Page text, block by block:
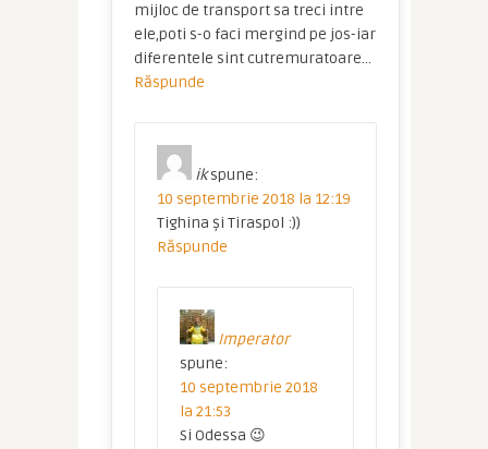
mijloc de transport sa treci intre
ele,poti s-o faci mergind pe jos-iar
diferentele sint cutremuratoare…
Răspunde
ik spune:
10 septembrie 2018 la 12:19
Tighina și Tiraspol :))
Răspunde
Imperator
spune:
10 septembrie 2018
la 21:53
Si Odessa 😉